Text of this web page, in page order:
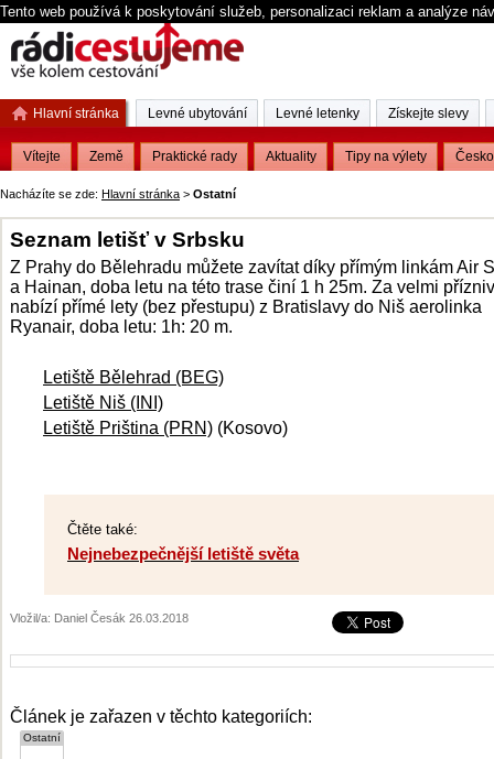
Tento web používá k poskytování služeb, personalizaci reklam a analýze
Nacházíte se zde: Hlavní stránka > Ostatní
Seznam letišť v Srbsku
Z Prahy do Bělehradu můžete zavítat díky přímým linkám Air
a Hainan, doba letu na této trase činí 1 h 25m. Za velmi
nabízí přímé lety (bez přestupu) z Bratislavy do Niš aerolinka
Ryanair, doba letu: 1h: 20 m.
Letiště Bělehrad (BEG)
Letiště Niš (INI)
Letiště Priština (PRN) (Kosovo)
Čtěte také:
Nejnebezpečnější letiště světa
Vložil/a: Daniel Česák 26.03.2018
Článek je zařazen v těchto kategoriích:
Hlavní stránka
Vítejte Země Praktické rady Aktuality Tipy na výlety Česko
Levné ubytování Levné letenky Získejte slevy